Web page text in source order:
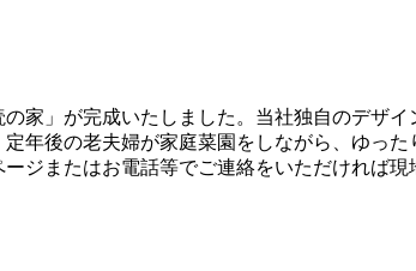
家」が完成いたしました。当社独自のデザ
年後の老夫婦が家庭菜園をしながら、ゆっ
ジまたはお電話等でご連絡をいただければ現